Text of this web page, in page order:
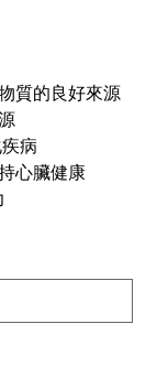
質的良好來源
病
心臟健康